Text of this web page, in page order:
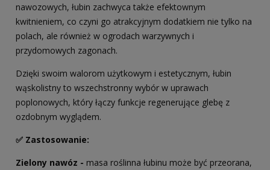
nawozowych, łubin zachwyca także efektownym
kwitnieniem, co czyni go atrakcyjnym dodatkiem nie tylko na
polach, ale również w ogrodach warzywnych i
przydomowych zagonach.
Dzięki swoim walorom użytkowym i estetycznym, łubin
wąskolistny to wszechstronny wybór w uprawach
poplonowych, który łączy funkcje regenerujące glebę z
ozdobnym wyglądem.
✅ Zastosowanie:
Zielony nawóz - masa roślinna łubinu może być przeorana,